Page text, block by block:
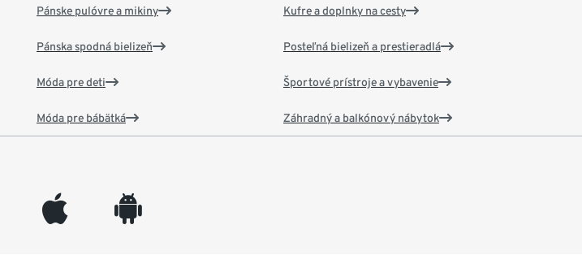
Pánske pulóvre a mikiny
Pánska spodná bielizeň
Móda pre deti
Móda pre bábätká
Kufre a doplnky na cesty
Posteľná bielizeň a prestieradlá
Športové prístroje a vybavenie
Záhradný a balkónový nábytok
appleinc android